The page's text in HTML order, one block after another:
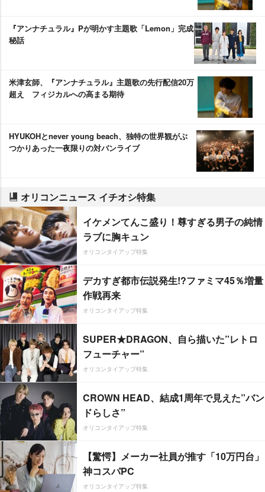
『アンナチュラル』Pが明かす主題歌「Lemon」完成
秘話
米津玄師、『アンナチュラル』主題歌の先行配信20万
超え フィジカルへの高まる期待
HYUKOHとnever young beach、独特の世界観がぶ
つかりあった一夜限りの対バンライブ
オリコンニュース イチオシ特集
イケメンてんこ盛り！尊すぎる男子の純情
ラブに胸キュン
オリコンタイアップ特集
デカすぎ都市伝説発生!?ファミマ45％増量
作戦再来
オリコンタイアップ特集
SUPER★DRAGON、自ら描いた”レトロ
フューチャー”
オリコンタイアップ特集
CROWN HEAD、結成1周年で見えた”バン
ドらしさ”
オリコンタイアップ特集
【驚愕】メーカー社員が推す「10万円台」
神コスパPC
オリコンタイアップ特集